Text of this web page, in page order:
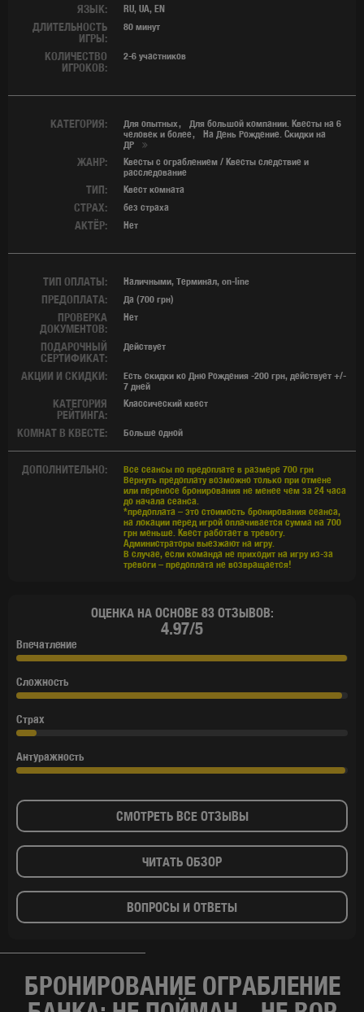
ЯЗЫК: RU, UA, EN
ДЛИТЕЛЬНОСТЬ
ИГРЫ:
80 минут
КОЛИЧЕСТВО
ИГРОКОВ:
2-6 участников
КАТЕГОРИЯ: Для опытных
Для большой компании. Квесты на 6
человек и более
На День Рождение. Скидки на
ДР
ЖАНР:
Квесты с ограблением / Квесты следствие и
расследование
ТИП: Квест комната
СТРАХ: без страха
АКТЁР: Нет
ТИП ОПЛАТЫ: Наличными, Терминал, on-line
ПРЕДОПЛАТА: Да (700 грн)
ПРОВЕРКА
ДОКУМЕНТОВ:
Нет
ПОДАРОЧНЫЙ
СЕРТИФИКАТ:
Действует
АКЦИИ И СКИДКИ:
Есть скидки ко Дню Рождения -200 грн, действует +/-
7 дней
КАТЕГОРИЯ
РЕЙТИНГА:
Классический квест
КОМНАТ В КВЕСТЕ: Больше одной
ОЦЕНКА НА ОСНОВЕ 83 ОТЗЫВОВ:
4.97/5
Впечатление
Сложность
Страх
Антуражность
СМОТРЕТЬ ВСЕ ОТЗЫВЫ
ЧИТАТЬ ОБЗОР
ВОПРОСЫ И ОТВЕТЫ
ДОПОЛНИТЕЛЬНО:
Все сеансы по предоплате в размере 700 грн
Вернуть предоплату возможно только при отмене
или переносе бронирования не менее чем за 24 часа
до начала сеанса.
*предоплата – это стоимость бронирования сеанса,
на локации перед игрой оплачивается сумма на 700
грн меньше. Квест работает в тревогу.
Администраторы выезжают на игру.
В случае, если команда не приходит на игру из-за
тревоги – предоплата не возвращается!
БРОНИРОВАНИЕ ОГРАБЛЕНИЕ